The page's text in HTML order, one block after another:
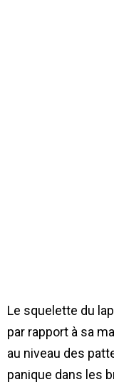
Le squelette du
par rapport à sa
au niveau des
panique dans les